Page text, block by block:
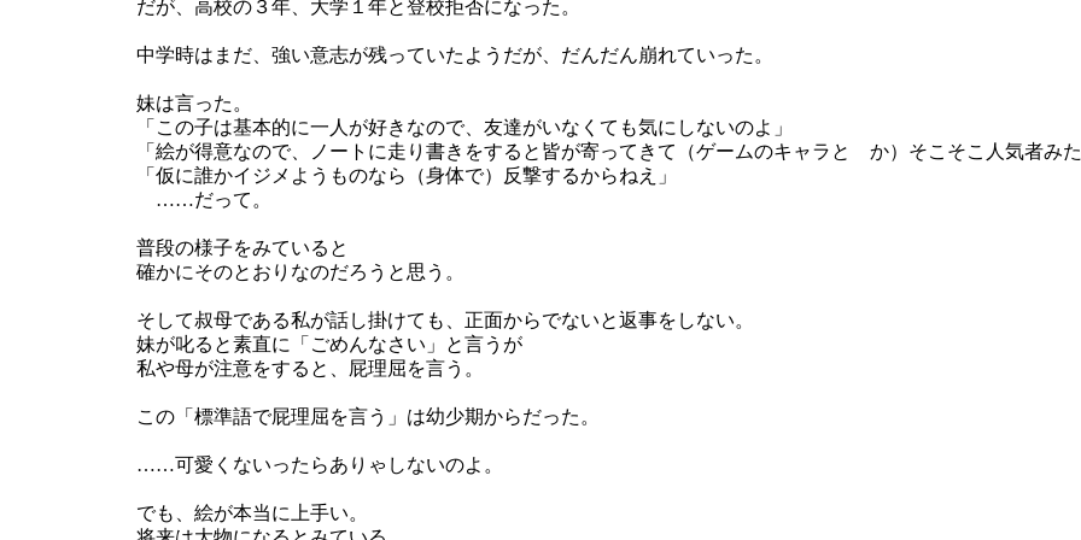
だが、高校の３年、大学１年と登校拒否になった。
中学時はまだ、強い意志が残っていたようだが、だんだん崩れていった。
妹は言った。
「この子は基本的に一人が好きなので、友達がいなくても気にしないのよ」
「絵が得意なので、ノートに走り書きをすると皆が寄ってきて（ゲームのキャラと か）そこそこ人気者み
「仮に誰かイジメようものなら（身体で）反撃するからねえ」
……だって。
普段の様子をみていると
確かにそのとおりなのだろうと思う。
そして叔母である私が話し掛けても、正面からでないと返事をしない。
妹が叱ると素直に「ごめんなさい」と言うが
私や母が注意をすると、屁理屈を言う。
この「標準語で屁理屈を言う」は幼少期からだった。
……可愛くないったらありゃしないのよ。
でも、絵が本当に上手い。